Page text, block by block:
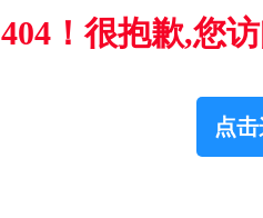
404！很抱歉,您
点